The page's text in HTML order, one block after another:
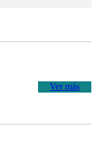
Ver más